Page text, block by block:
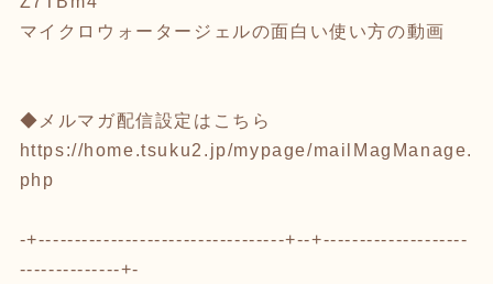
マイクロウォータージェルの面白い使い方の動画
◆メルマガ配信設定はこちら
https://home.tsuku2.jp/mypage/mailMagManage.
php
-+----------------------------------+--+--------------------
--------------+-